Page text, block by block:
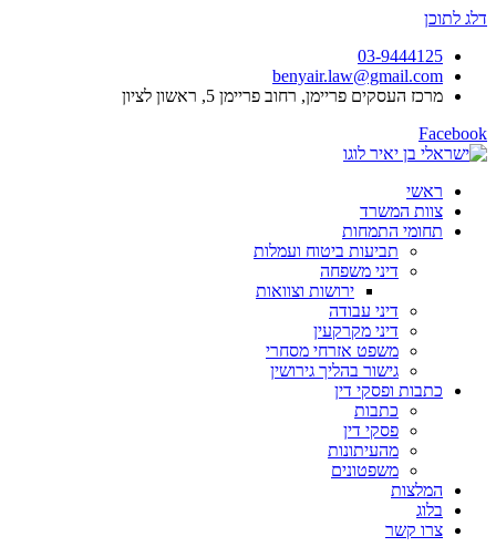
דלג לתוכן
03-9444125
benyair.law@gmail.com
מרכז העסקים פריימן, רחוב פריימן 5, ראשון לציון
Facebook
ראשי
צוות המשרד
תחומי התמחות
תביעות ביטוח ועמלות
דיני משפחה
ירושות וצוואות
דיני עבודה
דיני מקרקעין
משפט אזרחי מסחרי
גישור בהליך גירושין
כתבות ופסקי דין
כתבות
פסקי דין
מהעיתונות
משפטונים
המלצות
בלוג
צרו קשר